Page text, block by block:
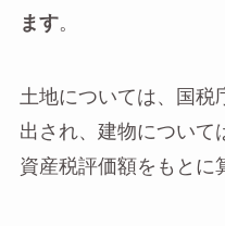
ます。
土地については、国税
出され、建物について
資産税評価額をもとに